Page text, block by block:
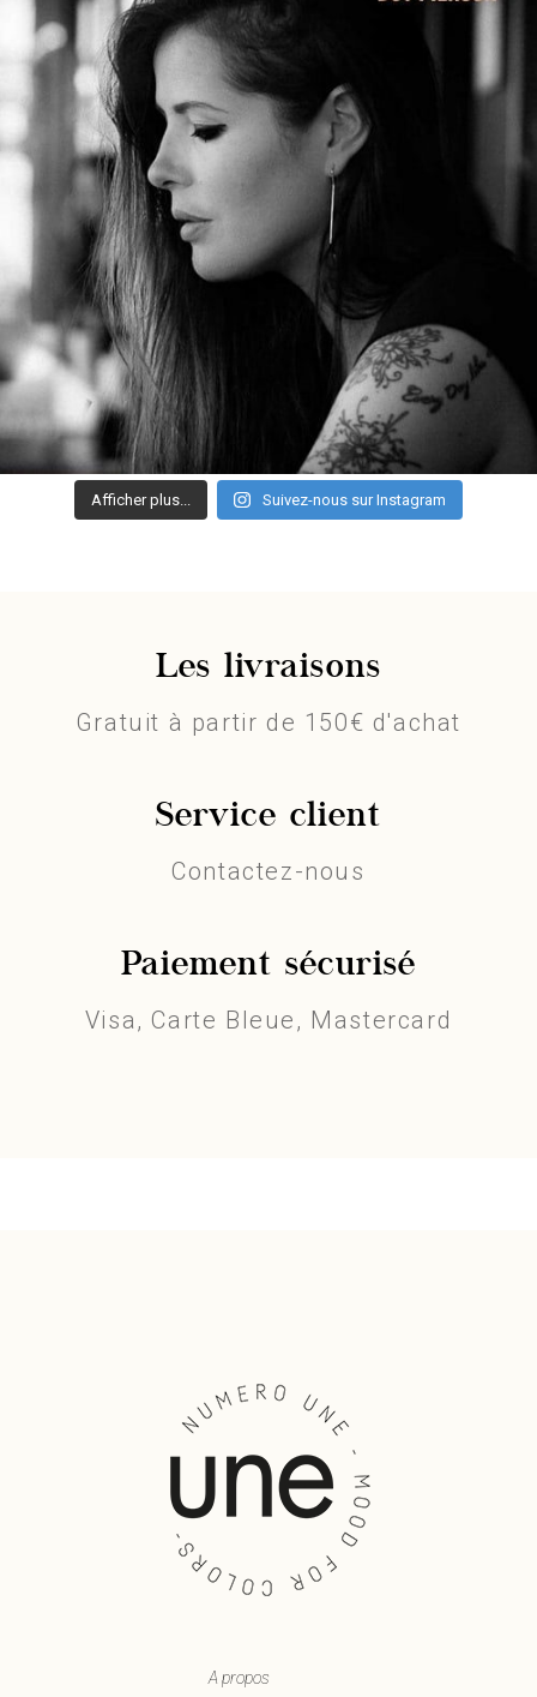
Afficher plus... Suivez-nous sur Instagram
Les livraisons
Gratuit à partir de 150€ d'achat
Service client
Contactez-nous
Paiement sécurisé
Visa, Carte Bleue, Mastercard
A propos